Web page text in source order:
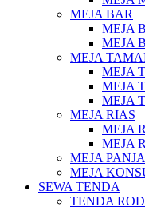
MEJA BAR
MEJA
MEJA
MEJA
MEJA
MEJA
MEJA
MEJA RIAS
MEJA
MEJA
MEJA
MEJA
SEWA TENDA
TENDA